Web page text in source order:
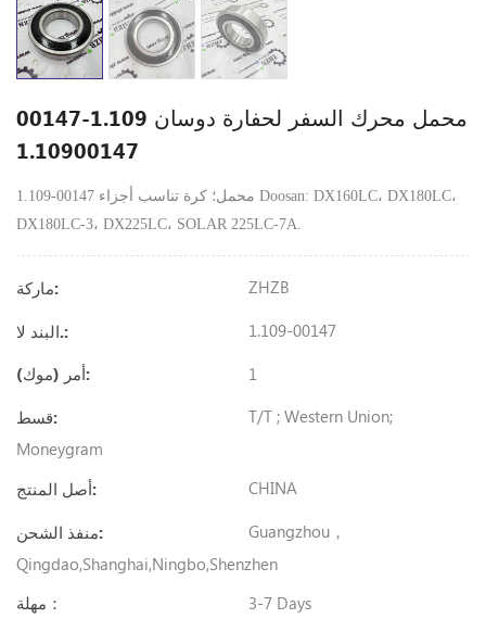
محمل محرك السفر لحفارة دوسان 1.109-00147
1.10900147
1.109-00147 محمل؛ كرة تناسب أجزاء Doosan: DX160LC، DX180LC،
DX180LC-3، DX225LC، SOLAR 225LC-7A.
ماركة: ZHZB
البند لا.: 1.109-00147
أمر (موك): 1
قسط:
T/T ; Western Union;
Moneygram
أصل المنتج:
CHINA
منفذ الشحن:
Guangzhou，
Qingdao,Shanghai,Ningbo,shenzhen
مهلة：
3-7 Days